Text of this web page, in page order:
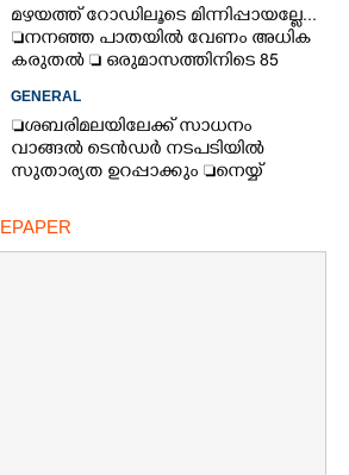
മഴയത്ത് റോഡിലൂടെ മിന്നിപ്പായല്ലേ...
നനഞ്ഞ പാതയിൽ വേണം അധിക
കരുതൽ  ഒരുമാസത്തിനിടെ 85
GENERAL
ശബരിമലയിലേക്ക് സാധനം
വാങ്ങൽ ടെൻ‌ഡർ നടപടിയിൽ
സുതാര്യത ഉറപ്പാക്കും നെയ്യ്
EPAPER